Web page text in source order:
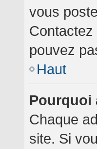
vous
Contactez
pouvez
Haut
Pourquoi
Chaque
site. Si